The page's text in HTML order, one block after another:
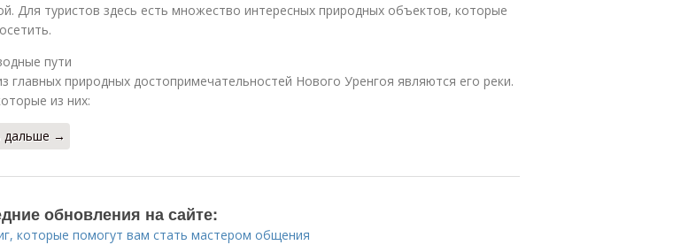
Для туристов здесь есть множество интересных природных объектов, которые
пути
главных природных достопримечательностей Нового Уренгоя являются его реки.
из них:
дальше →
обновления на сайте:
которые помогут вам стать мастером общения